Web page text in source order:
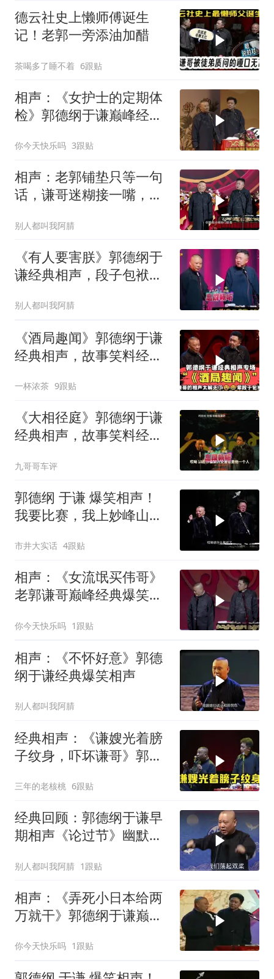
德云社史上懒师傅诞生
记！老郭一旁添油加醋
茶喝多了睡不着 6跟贴
相声：《女护士的定期体
检》郭德纲于谦巅峰经典
你今天快乐吗 3跟贴
相声：老郭铺垫只等一句
话，谦哥迷糊接一嘴，包
别人都叫我阿腈
《有人要害朕》郭德纲于
谦经典相声，段子包袱满
别人都叫我阿腈
《酒局趣闻》郭德纲于谦
经典相声，故事笑料经典
一杯浓茶 9跟贴
《大相径庭》郭德纲于谦
经典相声，故事笑料经典
九哥哥车评
郭德纲 于谦 爆笑相声！
我要比赛，我上妙峰山干
祖庙
市井大实话 4跟贴
相声：《女流氓买伟哥》
老郭谦哥巅峰经典爆笑相
你今天快乐吗 1跟贴
相声：《不怀好意》郭德
纲于谦经典爆笑相声
别人都叫我阿腈
经典相声：《谦嫂光着膀
子纹身，吓坏谦哥》郭德
三年的老核桃 6跟贴
经典回顾：郭德纲于谦早
期相声《论过节》幽默风
别人都叫我阿腈 1跟贴
相声：《弄死小日本给两
万就干》郭德纲于谦巅峰
你今天快乐吗 1跟贴